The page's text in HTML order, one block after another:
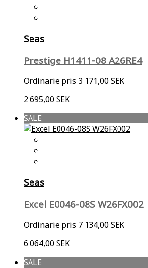
Seas
Prestige H1411-08 A26RE4
Ordinarie pris 3 171,00 SEK
2 695,00 SEK
SALE
Seas
Excel E0046-08S W26FX002
Ordinarie pris 7 134,00 SEK
6 064,00 SEK
SALE